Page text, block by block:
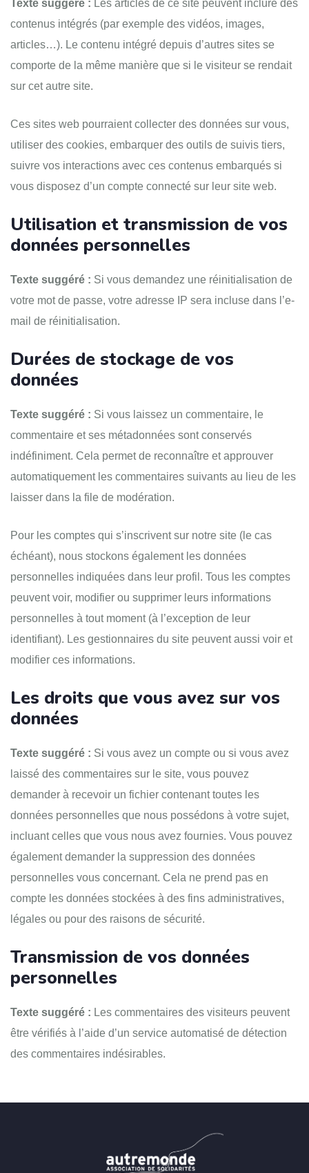
Texte suggéré : Les articles de ce site peuvent inclure des
contenus intégrés (par exemple des vidéos, images,
articles…). Le contenu intégré depuis d’autres sites se
comporte de la même manière que si le visiteur se rendait
sur cet autre site.
Ces sites web pourraient collecter des données sur vous,
utiliser des cookies, embarquer des outils de suivis tiers,
suivre vos interactions avec ces contenus embarqués si
vous disposez d’un compte connecté sur leur site web.
Utilisation et transmission de vos
données personnelles
Texte suggéré : Si vous demandez une réinitialisation de
votre mot de passe, votre adresse IP sera incluse dans l’e-
mail de réinitialisation.
Durées de stockage de vos
données
Texte suggéré : Si vous laissez un commentaire, le
commentaire et ses métadonnées sont conservés
indéfiniment. Cela permet de reconnaître et approuver
automatiquement les commentaires suivants au lieu de les
laisser dans la file de modération.
Pour les comptes qui s’inscrivent sur notre site (le cas
échéant), nous stockons également les données
personnelles indiquées dans leur profil. Tous les comptes
peuvent voir, modifier ou supprimer leurs informations
personnelles à tout moment (à l’exception de leur
identifiant). Les gestionnaires du site peuvent aussi voir et
modifier ces informations.
Les droits que vous avez sur vos
données
Texte suggéré : Si vous avez un compte ou si vous avez
laissé des commentaires sur le site, vous pouvez
demander à recevoir un fichier contenant toutes les
données personnelles que nous possédons à votre sujet,
incluant celles que vous nous avez fournies. Vous pouvez
également demander la suppression des données
personnelles vous concernant. Cela ne prend pas en
compte les données stockées à des fins administratives,
légales ou pour des raisons de sécurité.
Transmission de vos données
personnelles
Texte suggéré : Les commentaires des visiteurs peuvent
être vérifiés à l’aide d’un service automatisé de détection
des commentaires indésirables.